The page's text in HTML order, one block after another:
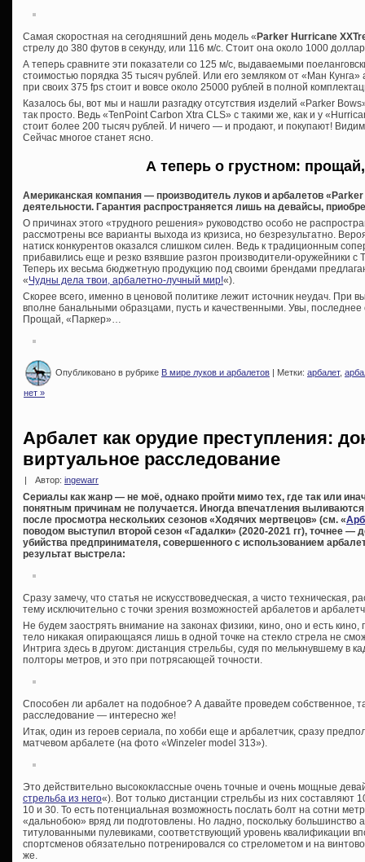
Самая скоростная на сегодняшний день модель « Parker Hurricane
стрелу до 380 футов в секунду, или 116 м/с. Стоит она около 1000
А теперь сравните эти показатели со 125 м/с, выдаваемыми
стоимостью порядка 35 тысяч рублей. Или его земляком от «Ман
при своих 375 fps стоит и вовсе около 25000 рублей в полной
Казалось бы, вот мы и нашли разгадку отсутствия изделий «Parker
так просто. Ведь «TenPoint Carbon Xtra CLS» с такими же, как и у
стоит более 200 тысяч рублей. И ничего — и продают, и покупают!
Сейчас многое станет ясно.
А теперь о грустном:
Американская компания — производитель луков и арбалетов
деятельности. Гарантия распространяется лишь на девайсы,
О причинах этого «трудного решения» руководство особо не
рассмотрены все варианты выхода из кризиса, но безрезультатно.
натиск конкурентов оказался слишком силен. Ведь к традиционным
прибавились еще и резко взявшие разгон производители-оружейники с
Теперь их весьма бюджетную продукцию под своими брендами
«Чудны дела твои, арбалетно-лучный мир!«).
Скорее всего, именно в ценовой политике лежит источник неудач. При
вполне банальными образцами, пусть и качественными. Увы, последнее
Прощай, «Паркер»…
Опубликовано в рубрике В мире луков и арбалетов | Метки: арбалет,
нет »
Арбалет как орудие преступления:
виртуальное расследование
| Автор: ingewarr
Сериалы как жанр — не моё, однако пройти мимо тех, где так или
понятным причинам не получается. Иногда впечатления
после просмотра нескольких сезонов «Ходячих мертвецов» (см. «
поводом выступил второй сезон «Гадалки» (2020-2021 гг), точнее —
убийства предпринимателя, совершенного с использованием
результат выстрела:
Сразу замечу, что статья не искусствоведческая, а чисто
тему исключительно с точки зрения возможностей арбалетов и
Не будем заострять внимание на законах физики, кино, оно и есть
тело никакая опирающаяся лишь в одной точке на стекло стрела не
Интрига здесь в другом: дистанция стрельбы, судя по мелькнувшему в
полторы метров, и это при потрясающей точности.
Способен ли арбалет на подобное? А давайте проведем собственное,
расследование — интересно же!
Итак, один из героев сериала, по хобби еще и арбалетчик, сразу
матчевом арбалете (на фото «Winzeler model 313»).
Это действительно высококлассные очень точные и очень мощные
стрельба из него«). Вот только дистанции стрельбы из них
10 и 30. То есть потенциальная возможность послать болт на сотни
«дальнобою» вряд ли подготовлены. Но ладно, поскольку большинство
титулованными пулевиками, соответствующий уровень квалификации
спортсменов обязательно потренировался со стрелометом и на
же.